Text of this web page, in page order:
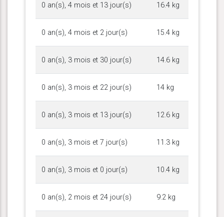
0 an(s), 4 mois et 13 jour(s) 16.4 kg
0 an(s), 4 mois et 2 jour(s) 15.4 kg
0 an(s), 3 mois et 30 jour(s) 14.6 kg
0 an(s), 3 mois et 22 jour(s) 14 kg
0 an(s), 3 mois et 13 jour(s) 12.6 kg
0 an(s), 3 mois et 7 jour(s) 11.3 kg
0 an(s), 3 mois et 0 jour(s) 10.4 kg
0 an(s), 2 mois et 24 jour(s) 9.2 kg